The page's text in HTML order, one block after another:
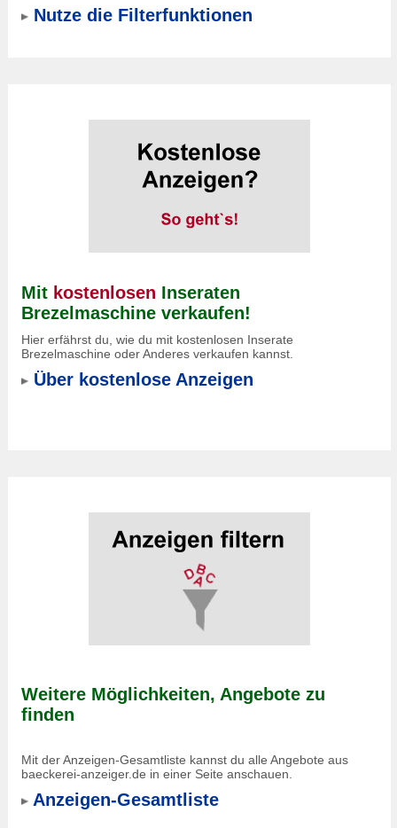
Nutze die Filterfunktionen
Mit kostenlosen Inseraten
Brezelmaschine verkaufen!
Hier erfährst du, wie du mit kostenlosen Inserate
Brezelmaschine oder Anderes verkaufen kannst.
Über kostenlose Anzeigen
Weitere Möglichkeiten, Angebote zu
finden
Mit der Anzeigen-Gesamtliste kannst du alle Angebote aus
baeckerei-anzeiger.de in einer Seite anschauen.
Anzeigen-Gesamtliste